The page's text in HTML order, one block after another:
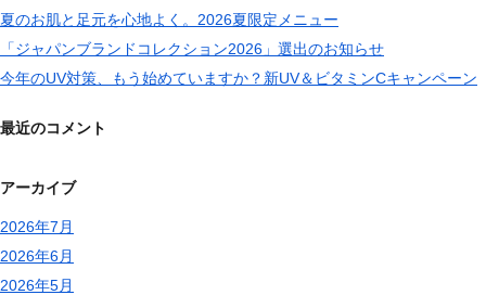
夏のお肌と足元を心地よく。2026夏限定メニュー
「ジャパンブランドコレクション2026」選出のお知らせ
今年のUV対策、もう始めていますか？新UV＆ビタミンCキャンペーン
最近のコメント
アーカイブ
2026年7月
2026年6月
2026年5月